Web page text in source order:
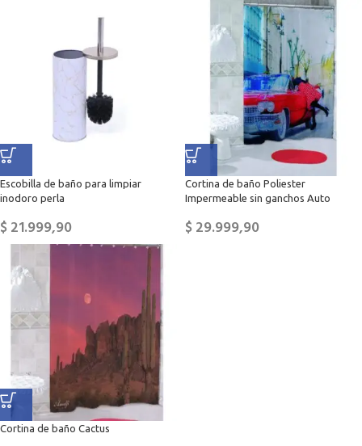
Escobilla de baño para limpiar
inodoro perla
$21.999,90
Cortina de baño Poliester
Impermeable sin ganchos Auto
$29.999,90
Cortina de baño Cactus